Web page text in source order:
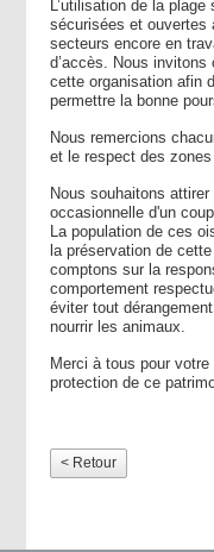
L’utilisation de la
sécurisées et ouvertes
secteurs encore en
d’accès. Nous
cette organisation afin
permettre la bonne
Nous remercions
et le respect des
Nous souhaitons
occasionnelle d'un
La population de ces
la préservation de
comptons sur la
comportement
éviter tout
nourrir les animaux.
Merci à tous pour
protection de ce
< Retour